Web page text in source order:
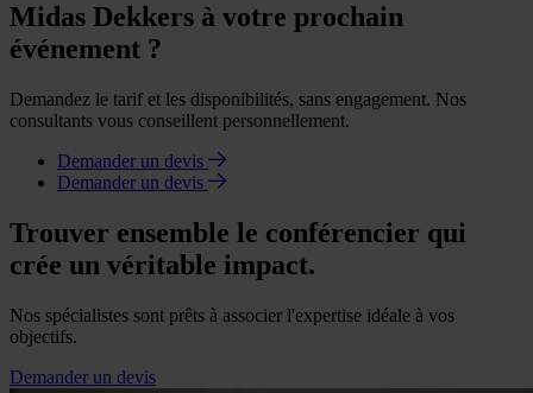
Midas Dekkers à votre prochain
événement ?
Demandez le tarif et les disponibilités, sans engagement. Nos
consultants vous conseillent personnellement.
Demander un devis
Demander un devis
Trouver ensemble le conférencier qui
crée un véritable impact.
Nos spécialistes sont prêts à associer l'expertise idéale à vos
objectifs.
Demander un devis